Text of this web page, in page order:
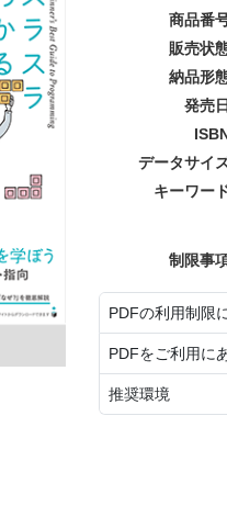
商品番
販売状
納品形
発売日
データサイ
キーワー
制限事
PDFの利用制限
PDFをご利用に
推奨環境